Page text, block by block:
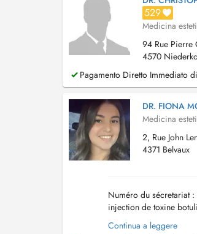
529
Medicina
94 Rue Pierre
4570
Pagamento Diretto Immediato
DR. FIONA
Medicina
2, Rue John
4371 Belvaux
Numéro du sécretariat
injection de toxine
prochainement) Le
Continua a leggere